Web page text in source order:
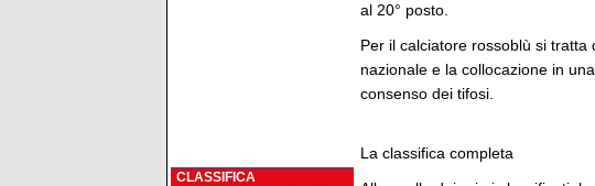
CLASSIFICA
al 20° posto.
Per il calciatore rossoblù si tratta
nazionale e la collocazione in
consenso dei tifosi.
La classifica completa